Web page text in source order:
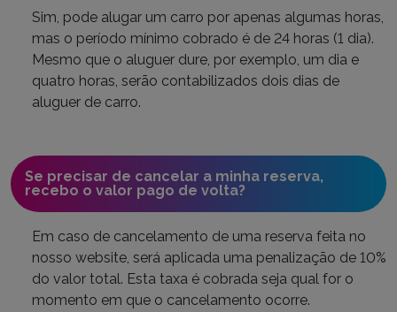
Sim, pode alugar um carro por apenas algumas horas,
mas o período mínimo cobrado é de 24 horas (1 dia).
Mesmo que o aluguer dure, por exemplo, um dia e
quatro horas, serão contabilizados dois dias de
aluguer de carro.
Se precisar de cancelar a minha reserva,
recebo o valor pago de volta?
Em caso de cancelamento de uma reserva feita no
nosso website, será aplicada uma penalização de 10%
do valor total. Esta taxa é cobrada seja qual for o
momento em que o cancelamento ocorre.